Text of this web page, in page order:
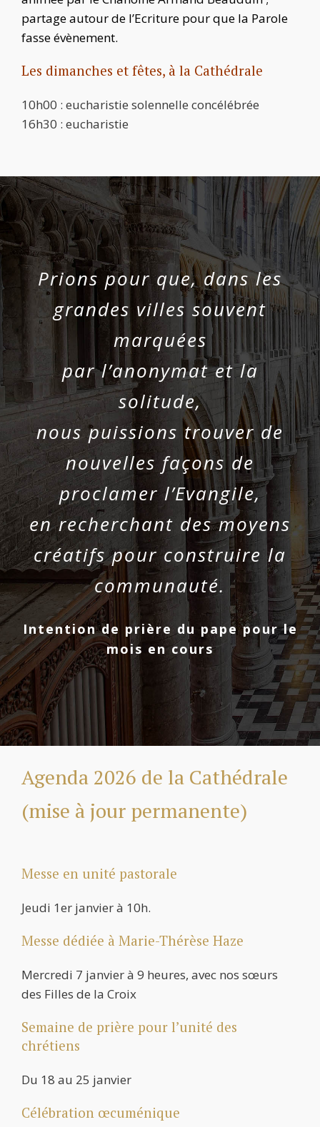
partage autour de l’Ecriture pour que la Parole
fasse évènement.
Les dimanches et fêtes, à la Cathédrale
10h00 : eucharistie solennelle concélébrée
16h30 : eucharistie
Prions pour que, dans les
grandes villes souvent
marquées
par l’anonymat et la
solitude,
nous puissions trouver de
nouvelles façons de
proclamer l’Evangile,
en recherchant des moyens
créatifs pour construire la
communauté.
Intention de prière du pape pour le
mois en cours
Agenda 2026 de la Cathédrale
(mise à jour permanente)
Messe en unité pastorale
Jeudi 1er janvier à 10h.
Messe dédiée à Marie-Thérèse Haze
Mercredi 7 janvier à 9 heures, avec nos sœurs
des Filles de la Croix
Semaine de prière pour l’unité des
chrétiens
Du 18 au 25 janvier
Célébration œcuménique